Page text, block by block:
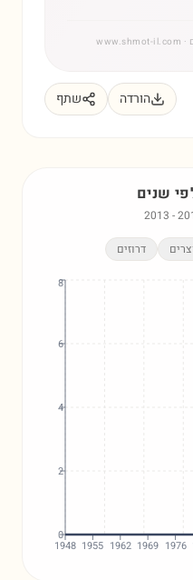
· www.shmot-il.com
הורדה שתף
שנים
2013 -
דרוזים
1948 1955 1962 1969 1976
0
2
4
6
8